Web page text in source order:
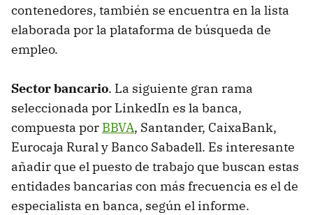
contenedores, también se encuentra en la lista
elaborada por la plataforma de búsqueda de
empleo.
Sector bancario. La siguiente gran rama
seleccionada por LinkedIn es la banca,
compuesta por BBVA, Santander, CaixaBank,
Eurocaja Rural y Banco Sabadell. Es interesante
añadir que el puesto de trabajo que buscan estas
entidades bancarias con más frecuencia es el de
especialista en banca, según el informe.